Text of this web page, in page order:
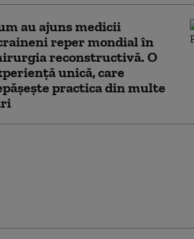
au ajuns medicii
reper mondial în
reconstructivă. O
unică, care
practica din multe